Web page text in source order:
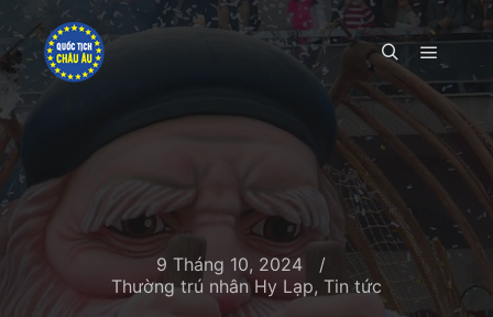
SearchMain
9 Tháng 10, 2024
Thường trú nhân Hy Lạp, Tin tức